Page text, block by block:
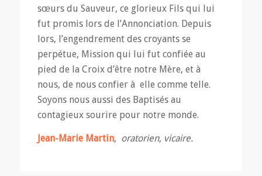
sœurs du Sauveur, ce glorieux Fils qui lui
fut promis lors de l’Annonciation. Depuis
lors, l’engendrement des croyants se
perpétue, Mission qui lui fut confiée au
pied de la Croix d’être notre Mère, et à
nous, de nous confier à elle comme telle.
Soyons nous aussi des Baptisés au
contagieux sourire pour notre monde.
Jean-Marie Martin, oratorien, vicaire.